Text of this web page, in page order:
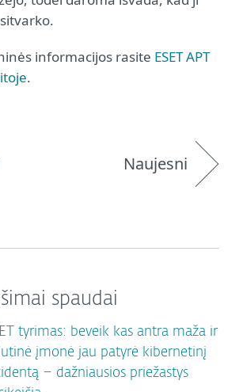
informacijos rasite ESET APT
.
Naujesni
spaudai
tyrimas: beveik kas antra maža ir
įmonė jau patyrė kibernetinį
– dažniausios priežastys